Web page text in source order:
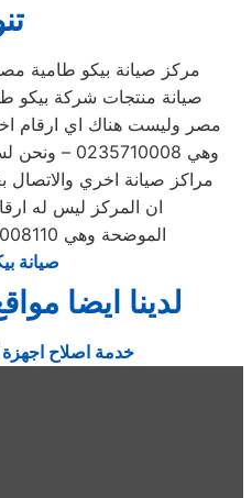
مركز صيانة بيكو طامية
صيانة منتجات شركة بيكو
مصر وليست هناك اي ارقام
وهي
مراكز صيانة اخري والاتصال
ان المركز ليس له
الموضحة وهي 01154008110- 01220261030
صيانة
لدينا ايضا
خدمة اصلاح اجهزة